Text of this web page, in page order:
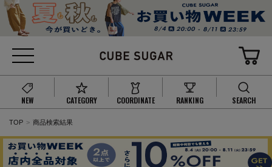
NEW CATEGORY COORDINATE RANKING SEARCH
TOP 商品検索結果